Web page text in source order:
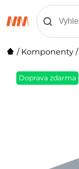
/ Komponenty /
Doprava zdarma